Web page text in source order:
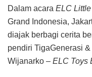
Dalam acara ELC
Grand Indonesia,
diajak berbagi cerita
pendiri TigaGenerasi
Wijanarko – ELC Toys